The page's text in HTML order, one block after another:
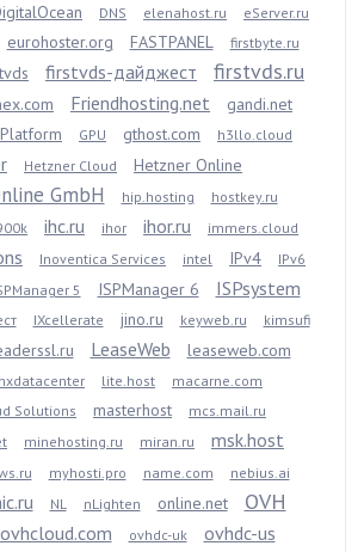
DNS elenahost.ru
eServer.ru
eurohoster.org FASTPANEL
firstbyte.ru
firstvds-дайджест firstvds.ru
Friendhosting.net
gandi.net
GPU gthost.com h3llo.cloud
Hetzner Cloud Hetzner Online
GmbH hip.hosting
hostkey.ru
ihc.ru ihor ihor.ru immers.cloud
Inoventica Services intel IPv4 IPv6
5 ISPManager 6 ISPsystem
IXcellerate jino.ru keyweb.ru
kimsufi
LeaseWeb
leaseweb.com
lite.host
macarne.com
Solutions
masterhost
mcs.mail.ru
minehosting.ru miran.ru
msk.host
myhosti.pro name.com nebius.ai
NL nLighten online.net OVH
ovhcloud.com ovhdc-uk ovhdc-us